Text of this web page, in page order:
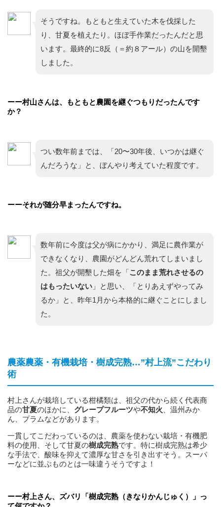
そうですね。もともと生えていた木を伐採した
り、甘夏を植えたり。ほぼ手作業だったんだと思
います。最終的に8反（＝約８アール）の山を開墾
しました。
ーー村山さんは、もともと農園を継ぐつもりだったんです
か？
つい数年前までは、「20〜30年後、いつかは継ぐ
んだろうな」と、ぼんやり考えていた程度です。
ーーそれが随分早まったんですね。
数年前に今度は父が病にかかり、満足に農作業が
できなくなり、農園がどんどん荒れてしまいまし
た。祖父が開墾した畑を「このまま荒れさせるの
はもったいない 」と思い、「とりあえずやってみ
るか」と、昨年1月から本格的に継ぐことにしまし
た。
農薬農薬・有機栽培・樹成完熟…”村上流”こだわり
術
村上さんが栽培している柑橘類は、祖父の代から続く代表商
品の甘夏のほかに、 グレープフルーツや不知火 、温州みか
ん、プラムなどがあります。
一貫してこだわっているのは、農薬を使わない栽培・有機肥
料の使用、そして甘夏の樹成完熟です。特に樹成完熟は希少
な手法で、酸味を抑えて濃厚な甘さを引き出すそう。スーパ
ーなどに並ぶものとは一味違うそうですよ！
ーー村上さん、ズバリ「樹成完熟（きなりかんじゅく）」っ